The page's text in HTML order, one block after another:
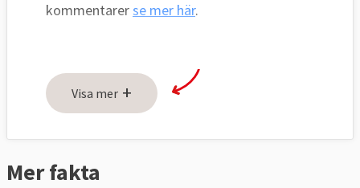
kommentarerse mer här.
PROBLEMET – Vad ska lösas?
Brexit har gett upphov till många praktiska
och principiella frågor, här är några:
Storbritannien och vilka rättigheter ska
Visa mer +
Mer fakta